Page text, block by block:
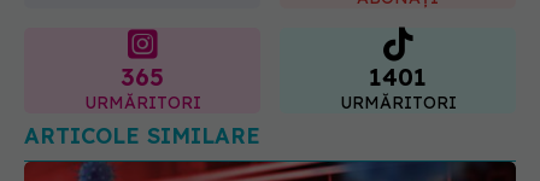
365
URMĂRITORI
1401
URMĂRITORI
ARTICOLE SIMILARE